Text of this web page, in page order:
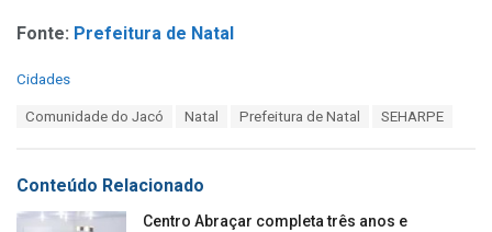
Fonte: Prefeitura de Natal
C
o
r
i
Cidades
:
Comunidade do Jacó Natal Prefeitura de Natal SEHARPE
Conteúdo Relacionado
Centro Abraçar completa três anos e